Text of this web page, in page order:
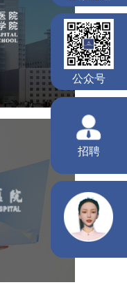
定制开发
设
站代运营